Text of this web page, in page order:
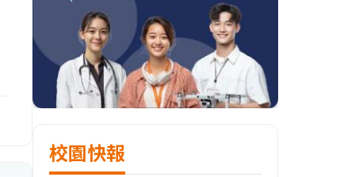
校園快報